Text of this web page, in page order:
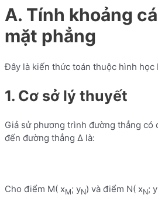
A. Tính khoảng
mặt phẳng
Đây là kiến thức toán thuộc hình học
1. Cơ sở lý thuyết
Giả sử phương trình đường thẳng có
đến đường thẳng Δ là:
Cho điểm M( xM; yN) và điểm N( xN; y